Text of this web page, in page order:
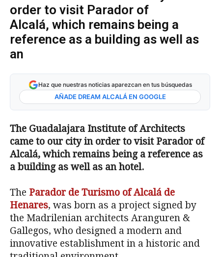
order to visit Parador of
Alcalá, which remains being a
reference as a building as well as
an
Haz que nuestras noticias aparezcan en tus búsquedas
AÑADE DREAM ALCALÁ EN GOOGLE
The Guadalajara Institute of Architects
came to our city in order to visit Parador of
Alcalá, which remains being a reference as
a building as well as an hotel.
The Parador de Turismo of Alcalá de
Henares, was born as a project signed by
the Madrilenian architects Aranguren &
Gallegos, who designed a modern and
innovative establishment in a historic and